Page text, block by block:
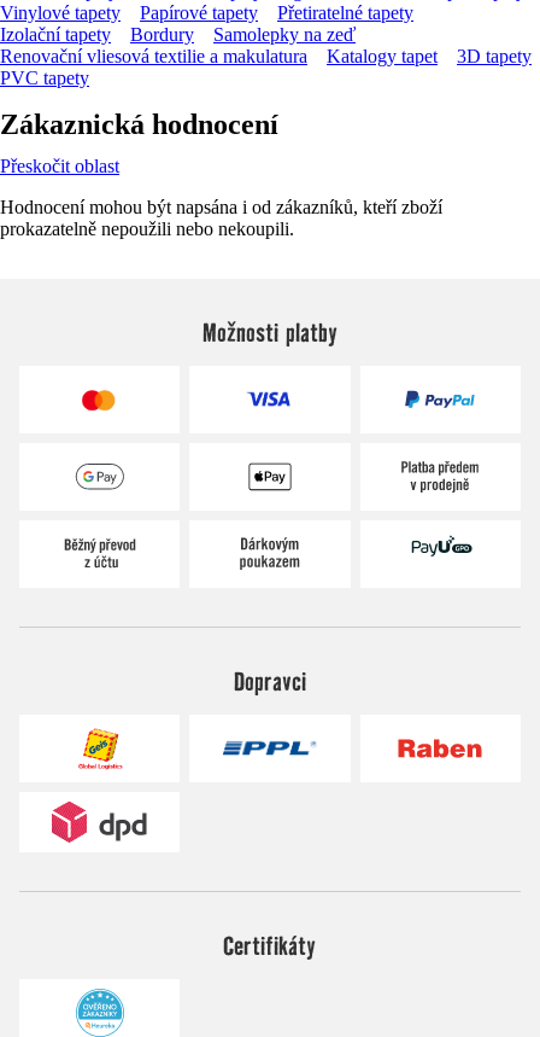
Vinylové tapety
Papírové tapety
Přetiratelné tapety
Izolační tapety
Bordury
Samolepky na zeď
Renovační vliesová textilie a makulatura
Katalogy tapet
3D tapety
PVC tapety
Zákaznická hodnocení
Přeskočit oblast
Hodnocení mohou být napsána i od zákazníků, kteří zboží
prokazatelně nepoužili nebo nekoupili.
Možnosti platby
Dopravci
Certifikáty